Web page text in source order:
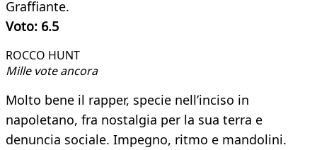
Graffiante.
Voto: 6.5
ROCCO HUNT
Mille vote ancora
Molto bene il rapper, specie nell’inciso in
napoletano, fra nostalgia per la sua terra e
denuncia sociale. Impegno, ritmo e mandolini.